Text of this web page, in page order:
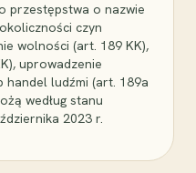
przestępstwa o nazwie
czyn
wolności (art. 189 KK),
uprowadzenie
handel ludźmi (art. 189a
według stanu
2023 r.